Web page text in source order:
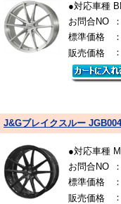
●対応車種
お問合NO
：
標準価格
：
販売価格
：
J&Gブレイクスルー
●対応車種
お問合NO
：
標準価格
：
販売価格
：